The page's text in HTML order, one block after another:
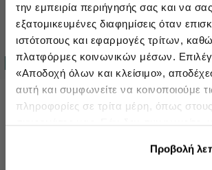
την εμπειρία περιήγησής σας και να
εξατομικευμένες διαφημίσεις όταν
ιστότοπους και εφαρμογές τρίτων,
πλατφόρμες κοινωνικών μέσων.
«Αποδοχή όλων και κλείσιμο»,
αυτή και συμφωνείτε να κοινοποιούμε
πληροφορίες σε τρίτα μέρη, όπως στους
απαιτούμενα cookies» και θα
Προβολή
40% OFF
€24,00
€40,00
Παιδικό Βαμβακερό T-shirt
40% OFF
€36,00
Παιδική
+ 6
Ενδιαφέρομαι για:
Ανδρικά Παιδικά